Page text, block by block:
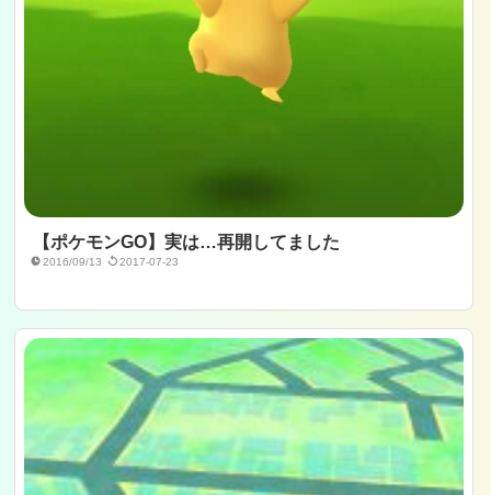
【ポケモンGO】実は…再開してました
2016/09/13 2017-07-23